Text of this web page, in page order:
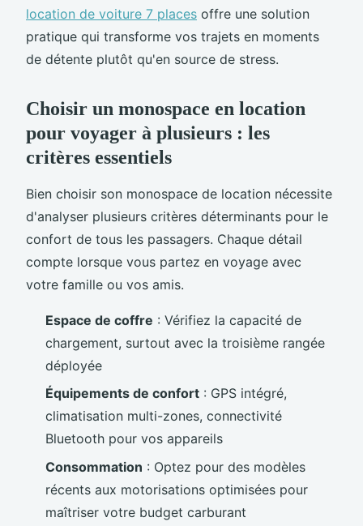
location de voiture 7 places offre une solution
pratique qui transforme vos trajets en moments
de détente plutôt qu'en source de stress.
Choisir un monospace en location
pour voyager à plusieurs : les
critères essentiels
Bien choisir son monospace de location nécessite
d'analyser plusieurs critères déterminants pour le
confort de tous les passagers. Chaque détail
compte lorsque vous partez en voyage avec
votre famille ou vos amis.
Espace de coffre : Vérifiez la capacité de
chargement, surtout avec la troisième rangée
déployée
Équipements de confort : GPS intégré,
climatisation multi-zones, connectivité
Bluetooth pour vos appareils
Consommation : Optez pour des modèles
récents aux motorisations optimisées pour
maîtriser votre budget carburant